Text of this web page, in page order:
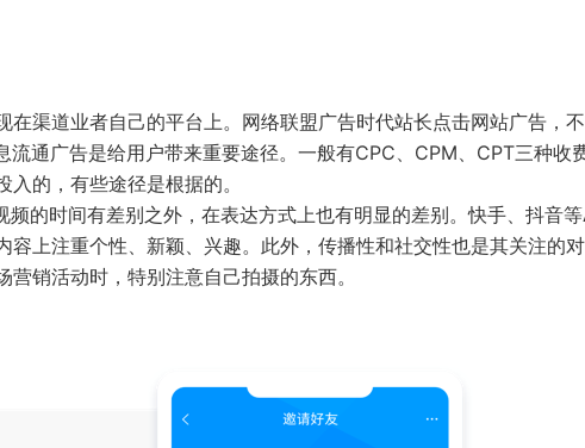
渠道业者自己的平台上。网络联盟广告时代站长点击网站广告，
通广告是给用户带来重要途径。一般有CPC、CPM、CPT三种收
的，有些途径是根据的。
的时间有差别之外，在表达方式上也有明显的差别。快手、抖音
上注重个性、新颖、兴趣。此外，传播性和社交性也是其关注的
销活动时，特别注意自己拍摄的东西。